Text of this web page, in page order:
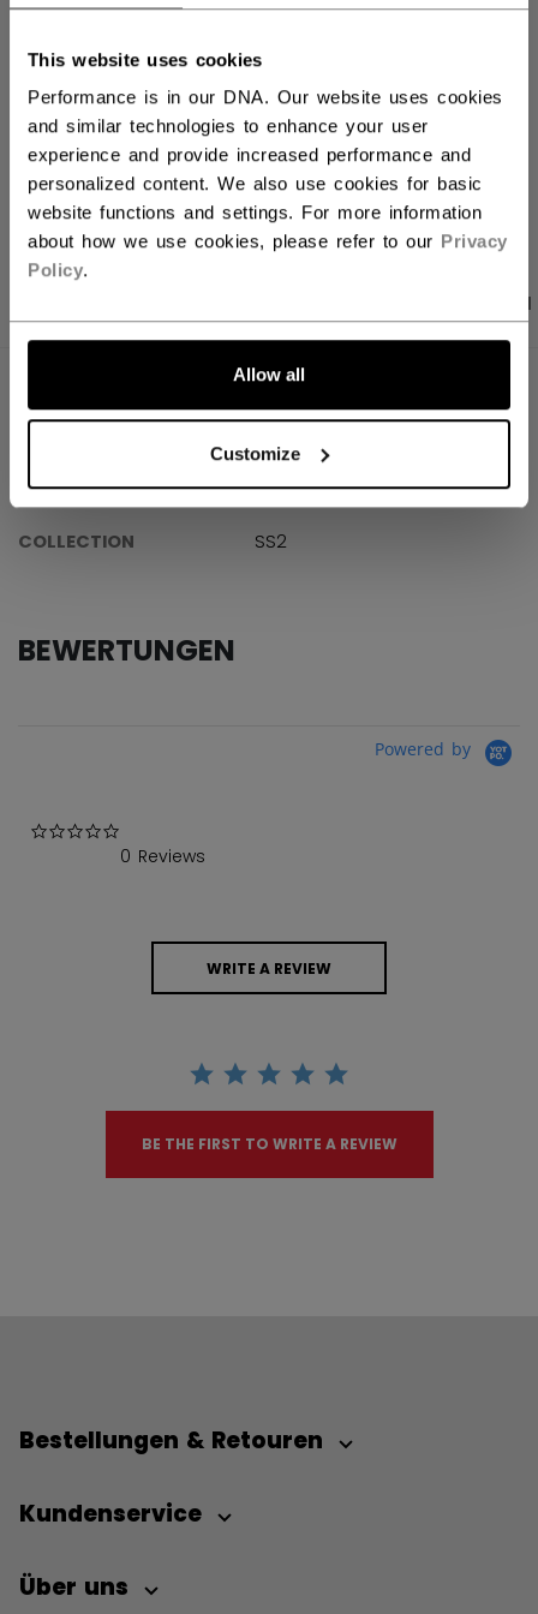
This website uses cookies
Performance is in our DNA. Our website uses cookies
and similar technologies to enhance your user
experience and provide increased performance and
personalized content. We also use cookies for basic
website functions and settings. For more information
about how we use cookies, please refer to our Privacy
Policy.
Allow all
Customize
Versandbestimmungen
Kostenfreie Rücksendungen
LINKS ZUM
BEWERTUNGEN
ANGABEN
FHO66D-AD
AGE GROUP
Adult
COLLECTION
SS2
BEWERTUNGEN
Powered by
0 Reviews
WRITE A REVIEW
BE THE FIRST TO WRITE A REVIEW
Bestellungen & Retouren
Kundenservice
Über uns